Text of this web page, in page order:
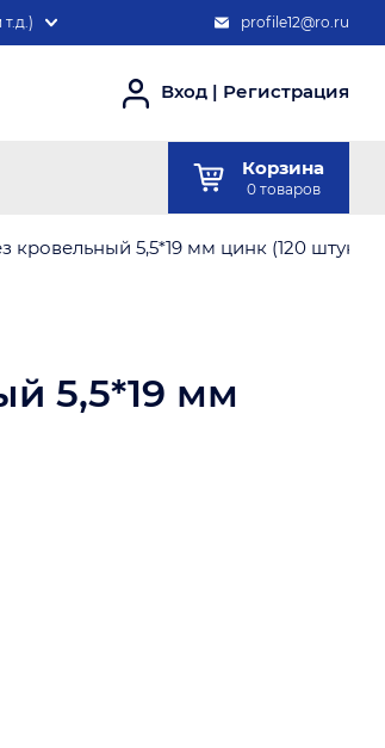
profile12@ro.ru
Вход | Регистрация
Корзина
0 товаров
кровельный 5,5*19 мм цинк (120 штук)
5,5*19 мм